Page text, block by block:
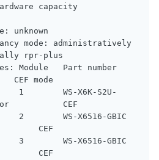
capacity
unknown
mode: administratively
rpr-plus
Module   Part number
mode
X6K-S2U-
CEF
X6516-GBIC
CEF
X6516-GBIC
CEF